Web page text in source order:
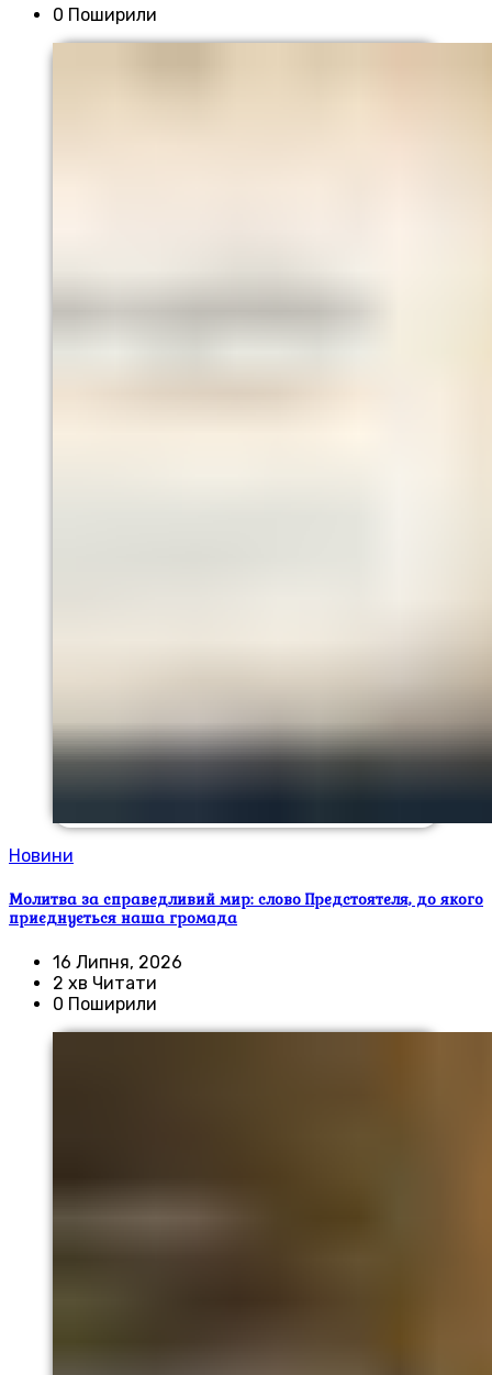
0 Поширили
Новини
Молитва за справедливий мир: слово Предстоятеля, до якого
приєднується наша громада
16 Липня, 2026
2 хв Читати
0 Поширили